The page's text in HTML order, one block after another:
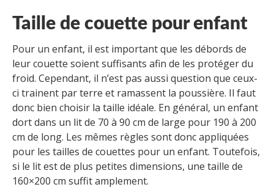
Taille de couette pour enfant
Pour un enfant, il est important que les débords de
leur couette soient suffisants afin de les protéger du
froid. Cependant, il n’est pas aussi question que ceux-
ci trainent par terre et ramassent la poussière. Il faut
donc bien choisir la taille idéale. En général, un enfant
dort dans un lit de 70 à 90 cm de large pour 190 à 200
cm de long. Les mêmes règles sont donc appliquées
pour les tailles de couettes pour un enfant. Toutefois,
si le lit est de plus petites dimensions, une taille de
160×200 cm suffit amplement.